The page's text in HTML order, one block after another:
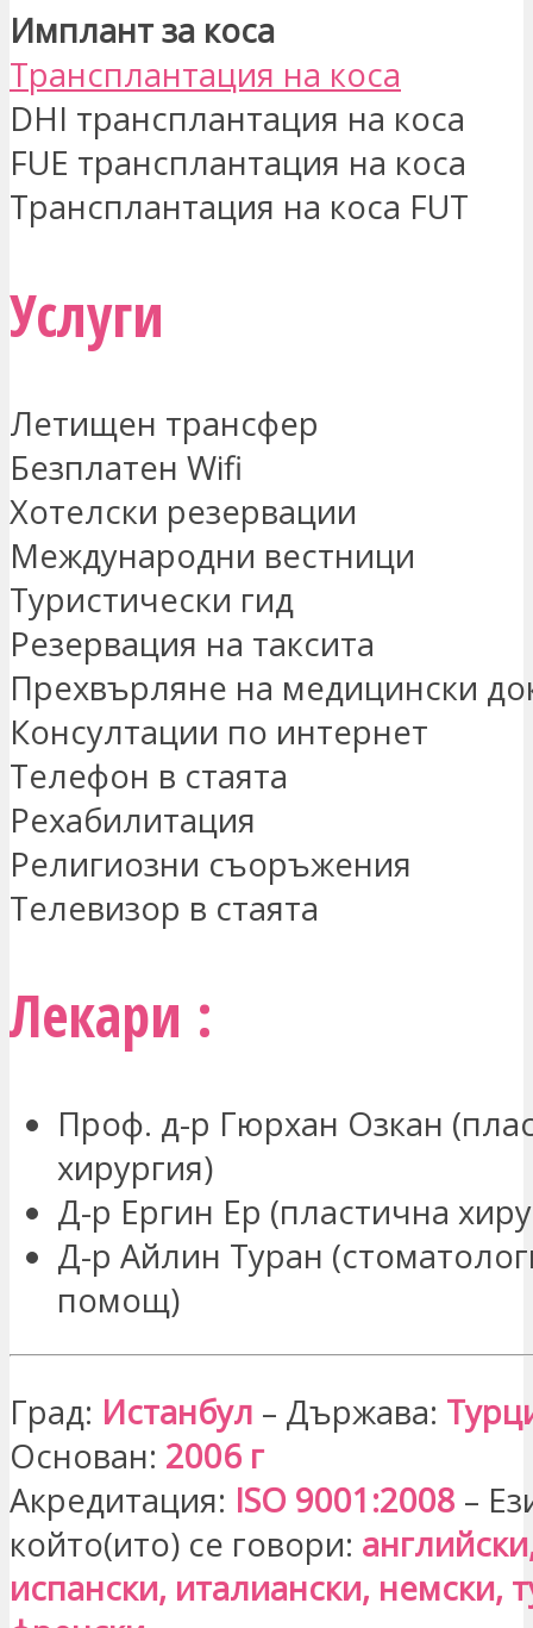
Имплант за коса
Трансплантация на коса
DHI трансплантация на коса
FUE трансплантация на коса
Трансплантация на коса FUT
Услуги
Летищен трансфер
Безплатен Wifi
Хотелски резервации
Международни вестници
Туристически гид
Резервация на таксита
Прехвърляне на медицински
Консултации по интернет
Телефон в стаята
Рехабилитация
Религиозни съоръжения
Телевизор в стаята
Лекари :
Проф. д-р Гюрхан Озкан
хирургия)
Д-р Ергин Ер (пластична
Д-р Айлин Туран
помощ)
Град: Истанбул – Държава:
Основан: 2006 г
Акредитация: ISO 9001:2008 –
който(ито) се говори:
испански, италиански, немски,